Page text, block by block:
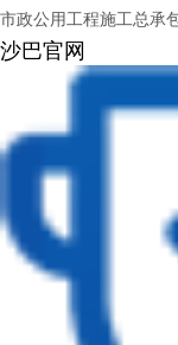
市政公用工程施工总承
沙巴官网